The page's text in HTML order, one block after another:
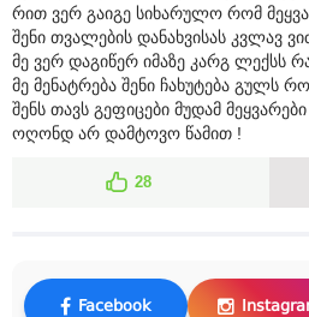
რით ვერ გაიგე სიხარულო რომ
შენი თვალების დანახვისას კვლავ
მე ვერ დაგიწერ იმაზე კარგ ლექსს
მე მენატრება შენი ჩახუტება გულს
შენს თავს გეფიცები მუდამ მეყვარები
ოღონდ არ დამტოვო წამით !
28
Facebook